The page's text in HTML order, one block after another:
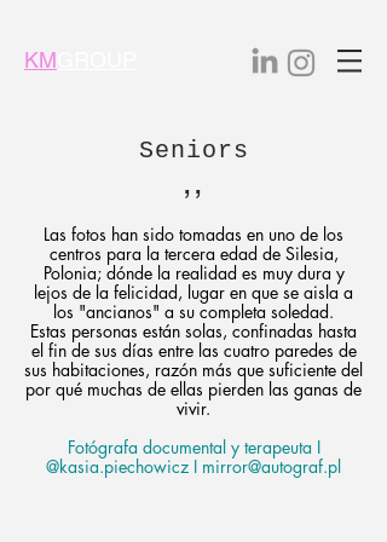
KM
,,
Seniors
Las fotos han sido tomadas en uno de los
centros para la tercera edad de Silesia,
Polonia; dónde la realidad es muy dura y
lejos de la felicidad, lugar en que se aisla a
los "ancianos" a su completa soledad.
Estas personas están solas, confinadas hasta
el fin de sus días entre las cuatro paredes de
sus habitaciones, razón más que suficiente del
por qué muchas de ellas pierden las ganas de
vivir.
Fotógrafa documental y terapeuta I
@kasia.piechowicz I mirror@autograf.pl